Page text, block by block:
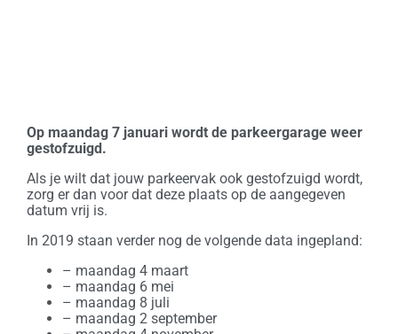
Op maandag 7 januari wordt de parkeergarage weer
gestofzuigd.
Als je wilt dat jouw parkeervak ook gestofzuigd wordt,
zorg er dan voor dat deze plaats op de aangegeven
datum vrij is.
In 2019 staan verder nog de volgende data ingepland:
– maandag 4 maart
– maandag 6 mei
– maandag 8 juli
– maandag 2 september